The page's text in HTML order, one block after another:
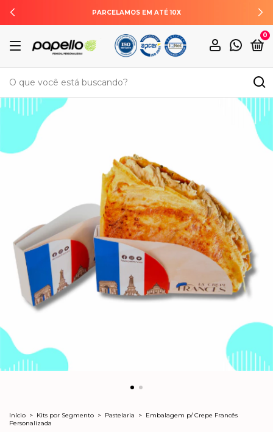
ENTREGAMOS PARA TODO O BRASIL
0
Início > Kits por Segmento > Pastelaria > Embalagem p/ Crepe Francês
Personalizada